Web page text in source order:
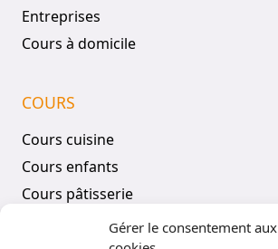
Gérer le consentement aux
Entreprises
Cours à domicile
COURS
Cours cuisine
Cours enfants
Cours pâtisserie
Tous les cours